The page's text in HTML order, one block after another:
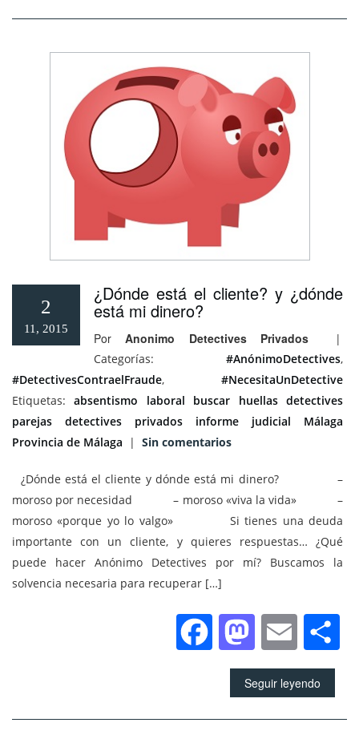
2
11, 2015
¿Dónde está el cliente? y ¿dónde
está mi dinero?
PorAnonimo Detectives Privados |
Categorías: #AnónimoDetectives,
#DetectivesContraelFraude, #NecesitaUnDetective
Etiquetas:absentismo laboral buscar huellas detectives
parejas
detectives privados informe judicial
Málaga
Provincia de Málaga
| Sin comentarios
¿Dónde está el cliente y dónde está mi dinero? –
moroso por necesidad – moroso «viva la vida» –
moroso «porque yo lo valgo» Si tienes una deuda
importante con un cliente, y quieres respuestas… ¿Qué
puede hacer Anónimo Detectives por mí? Buscamos la
solvencia necesaria para recuperar […]
Facebook
Seguir leyendo